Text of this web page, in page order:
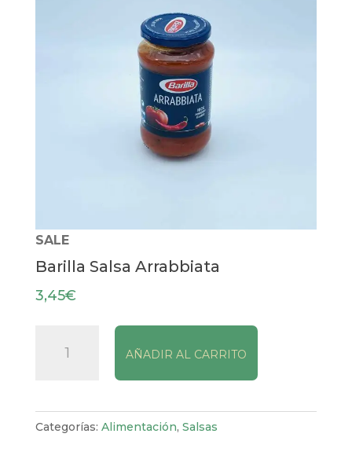
SALE
Barilla Salsa Arrabbiata
3,45€
Salsa
AÑADIR AL CARRITO
Categorías: Alimentación, Salsas